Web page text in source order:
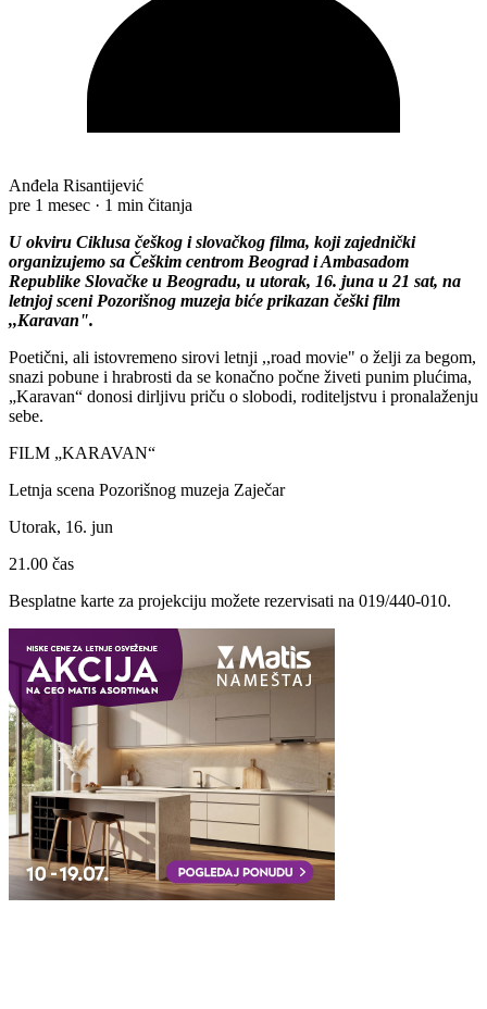
Anđela Risantijević
pre 1 mesec · 1 min čitanja
U okviru Ciklusa češkog i slovačkog filma, koji zajednički
organizujemo sa Češkim centrom Beograd i Ambasadom
Republike Slovačke u Beogradu, u utorak, 16. juna u 21 sat, na
letnjoj sceni Pozorišnog muzeja biće prikazan češki film
,,Karavan".
Poetični, ali istovremeno sirovi letnji ,,road movie" o želji za begom,
snazi pobune i hrabrosti da se konačno počne živeti punim plućima,
„Karavan“ donosi dirljivu priču o slobodi, roditeljstvu i pronalaženju
sebe.
FILM „KARAVAN“
Letnja scena Pozorišnog muzeja Zaječar
Utorak, 16. jun
21.00 čas
Besplatne karte za projekciju možete rezervisati na 019/440-010.